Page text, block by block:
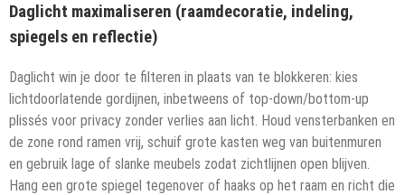
Daglicht maximaliseren (raamdecoratie, indeling,
spiegels en reflectie)
Daglicht win je door te filteren in plaats van te blokkeren: kies
lichtdoorlatende gordijnen, inbetweens of top-down/bottom-up
plissés voor privacy zonder verlies aan licht. Houd vensterbanken en
de zone rond ramen vrij, schuif grote kasten weg van buitenmuren
en gebruik lage of slanke meubels zodat zichtlijnen open blijven.
Hang een grote spiegel tegenover of haaks op het raam en richt die